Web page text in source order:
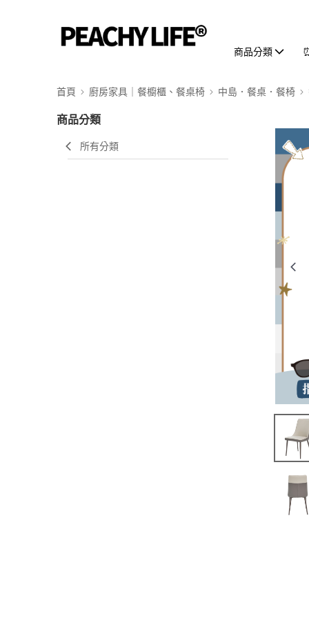
商品分類
首頁 廚房家具｜餐櫥櫃、餐桌椅 中島．餐桌．餐椅
商品分類
所有分類